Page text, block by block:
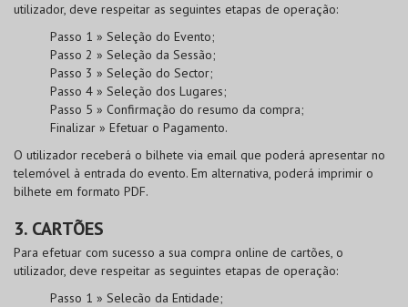
utilizador, deve respeitar as seguintes etapas de operação:
Passo 1 » Seleção do Evento;
Passo 2 » Seleção da Sessão;
Passo 3 » Seleção do Sector;
Passo 4 » Seleção dos Lugares;
Passo 5 » Confirmação do resumo da compra;
Finalizar » Efetuar o Pagamento.
O utilizador receberá o bilhete via email que poderá apresentar no
telemóvel à entrada do evento. Em alternativa, poderá imprimir o
bilhete em formato PDF.
3. CARTÕES
Para efetuar com sucesso a sua compra online de cartões, o
utilizador, deve respeitar as seguintes etapas de operação:
Passo 1 » Selecão da Entidade;